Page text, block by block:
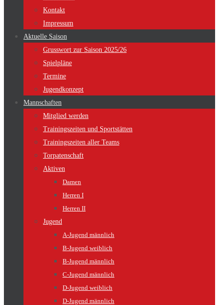
Kontakt
Impressum
Aktuelle Saison
Grusswort zur Saison 2025/26
Spielpläne
Termine
Jugendkonzept
Mannschaften
Mitglied werden
Trainingszeiten und Sportstätten
Trainingszeiten aller Teams
Torpatenschaft
Aktiven
Damen
Herren I
Herren II
Jugend
A-Jugend männlich
B-Jugend weiblich
B-Jugend männlich
C-Jugend männlich
D-Jugend weiblich
D-Jugend männlich